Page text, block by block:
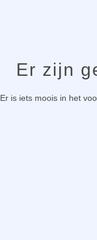
Er zijn
Er is iets moois in het